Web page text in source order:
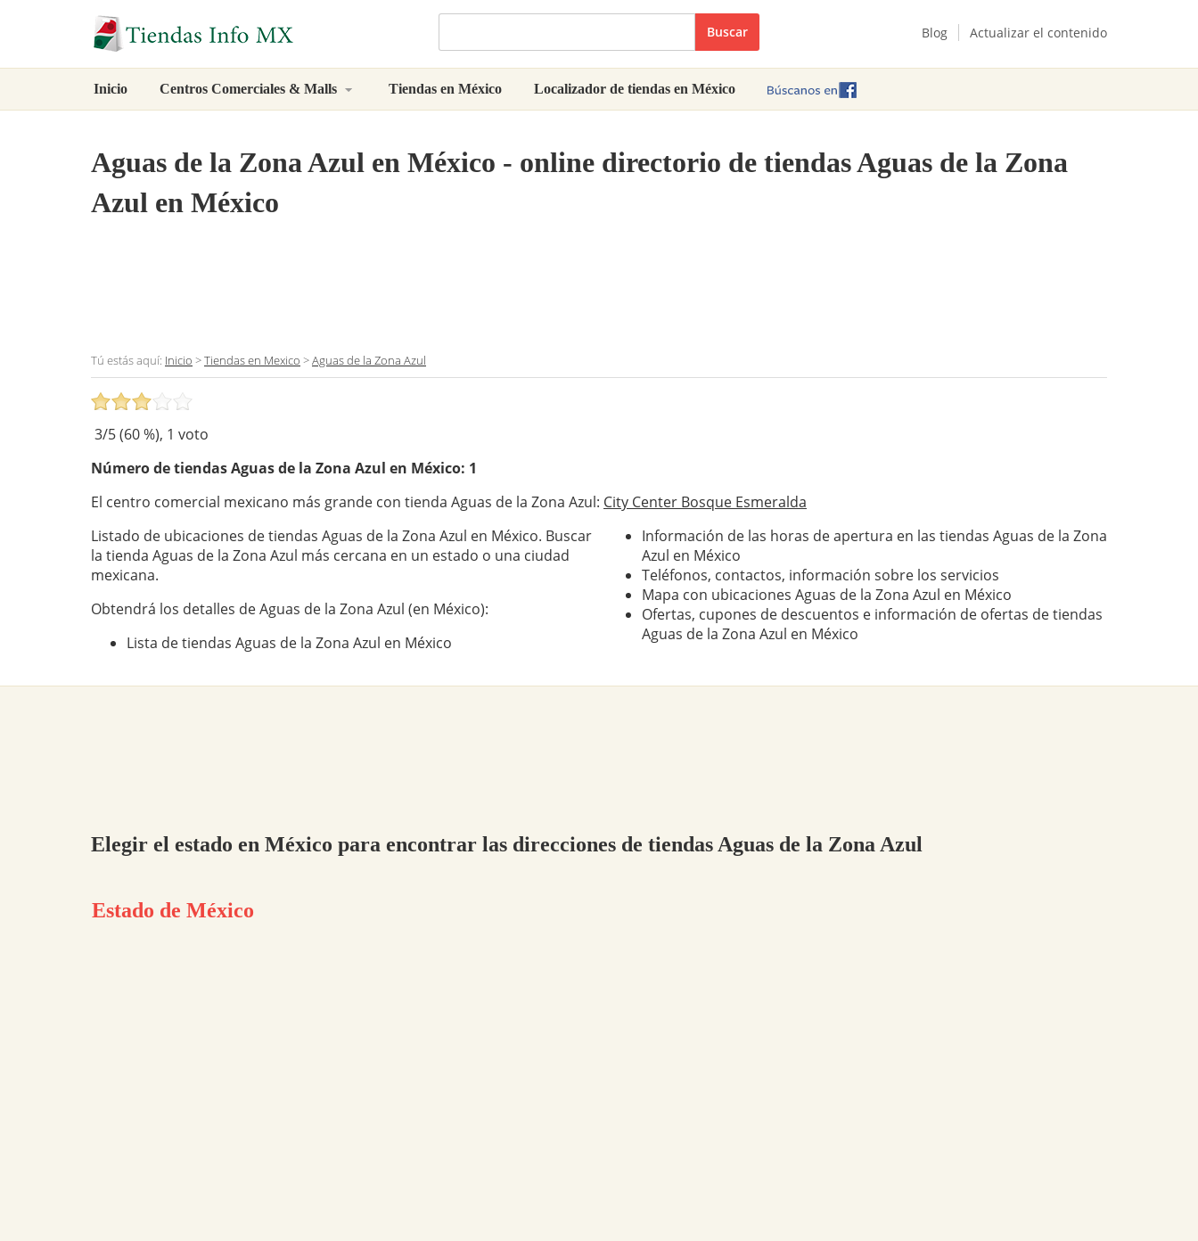
Buscar Blog Actualizar el contenido
Inicio Centros Comerciales & Malls Tiendas en México Localizador de tiendas en México
Aguas de la Zona Azul en México - online directorio de tiendas Aguas de la Zona
Azul en México
Tú estás aquí: Inicio >Tiendas en Mexico >Aguas de la Zona Azul
3/5 (60%), 1 voto
Número de tiendasAguas de la Zona Azul en México: 1
El centro comercial mexicano más grande con tienda Aguas de la Zona Azul: City Center Bosque Esmeralda
Listado de ubicaciones de tiendas Aguas de la Zona Azul en México. Buscar
la tienda Aguas de la Zona Azul más cercana en un estado o una ciudad
mexicana.
Obtendrá los detalles de Aguas de la Zona Azul (en México):
Lista de tiendas Aguas de la Zona Azul en México
Información de las horas de apertura en las tiendas Aguas de la Zona
Azul en México
Teléfonos, contactos, información sobre los servicios
Mapa con ubicaciones Aguas de la Zona Azul en México
Ofertas, cupones de descuentos e información de ofertas de tiendas
Aguas de la Zona Azul en México
Elegir el estado en México para encontrar las direcciones de tiendas Aguas de la Zona Azul
Estado de México